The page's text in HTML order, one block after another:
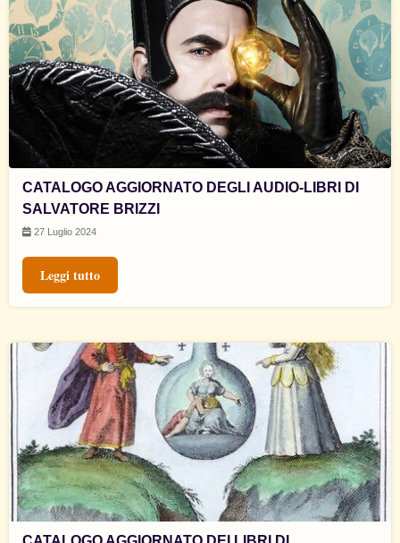
CATALOGO AGGIORNATO DEGLI AUDIO-LIBRI DI
SALVATORE BRIZZI
27 Luglio 2024
Leggi tutto